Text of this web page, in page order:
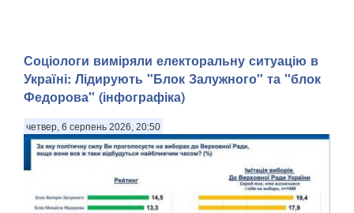
Соціологи виміряли електоральну ситуацію в
Україні: ​Лідирують "Блок Залужного" та "блок
Федорова" (інфографіка)
четвер, 6 серпень 2026, 20:50